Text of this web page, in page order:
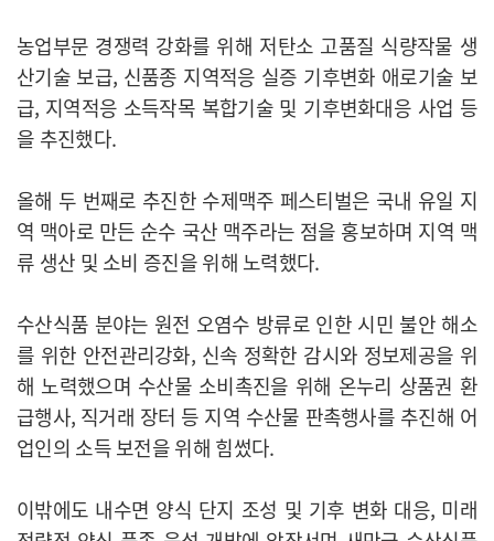
농업부문 경쟁력 강화를 위해 저탄소 고품질 식량작물 생
산기술 보급, 신품종 지역적응 실증 기후변화 애로기술 보
급, 지역적응 소득작목 복합기술 및 기후변화대응 사업 등
을 추진했다.
올해 두 번째로 추진한 수제맥주 페스티벌은 국내 유일 지
역 맥아로 만든 순수 국산 맥주라는 점을 홍보하며 지역 맥
류 생산 및 소비 증진을 위해 노력했다.
수산식품 분야는 원전 오염수 방류로 인한 시민 불안 해소
를 위한 안전관리강화, 신속 정확한 감시와 정보제공을 위
해 노력했으며 수산물 소비촉진을 위해 온누리 상품권 환
급행사, 직거래 장터 등 지역 수산물 판촉행사를 추진해 어
업인의 소득 보전을 위해 힘썼다.
이밖에도 내수면 양식 단지 조성 및 기후 변화 대응, 미래